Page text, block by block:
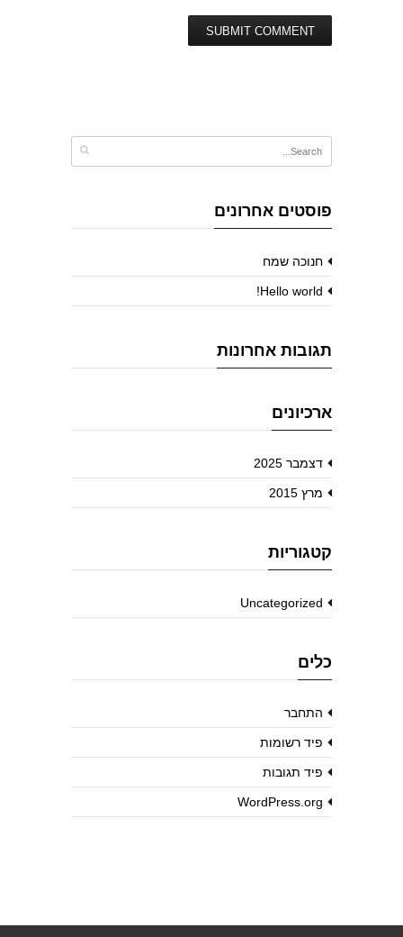
פוסטים אחרונים
חנוכה שמח
Hello world!
תגובות אחרונות
ארכיונים
דצמבר 2025
מרץ 2015
קטגוריות
Uncategorized
כלים
התחבר
פיד רשומות
פיד תגובות
WordPress.org